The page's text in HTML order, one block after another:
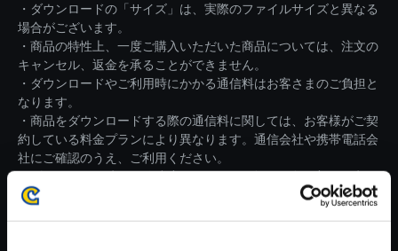
・ダウンロードの「サイズ」は、実際のファイルサイズと異なる
場合がございます。
・商品の特性上、一度ご購入いただいた商品については、注文の
キャンセル、返金を承ることができません。
・ダウンロードやご利用時にかかる通信料はお客さまのご負担と
なります。
・商品をダウンロードする際の通信料に関しては、お客様がご契
約している料金プランにより異なります。通信会社や携帯電話会
社にご確認のうえ、ご利用ください。
がかかる場合がございます。